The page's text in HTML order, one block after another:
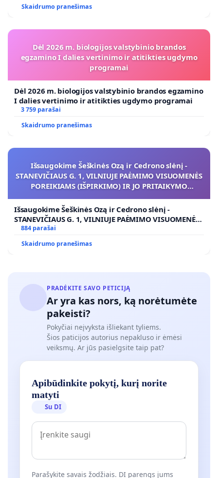
Skaidrumo pranešimas
Dėl 2026 m. biologijos valstybinio brandos
egzamino I dalies vertinimo ir atitikties ugdymo
programai
Dėl 2026 m. biologijos valstybinio brandos egzamino
I dalies vertinimo ir atitikties ugdymo programai
3 759 parašai
Skaidrumo pranešimas
Išsaugokime Šeškinės Ozą ir Cedrono slėnį -
STANEVIČIAUS G. 1, VILNIUJE PAĖMIMO VISUOMENĖS
POREIKIAMS (IŠPIRKIMO) IR JO PRITAIKYMO
Išsaugokime Šeškinės Ozą ir Cedrono slėnį -
STANEVIČIAUS G. 1, VILNIUJE PAĖMIMO VISUOMENĖS
POREIKIAMS (IŠPIRKIMO) IR JO PRITAIKYMO VIEŠAJAI
884 parašai
Skaidrumo pranešimas
PRADĖKITE SAVO PETICIJĄ
Ar yra kas nors, ką norėtumėte
pakeisti?
Pokyčiai neįvyksta išliekant tyliems.
Šios paticijos autorius nepakluso ir ėmėsi
veiksmų. Ar jūs pasielgsite taip pat?
Apibūdinkite pokytį, kurį norite
matyti
Su DI
Parašykite savais žodžiais. DI parengs jums